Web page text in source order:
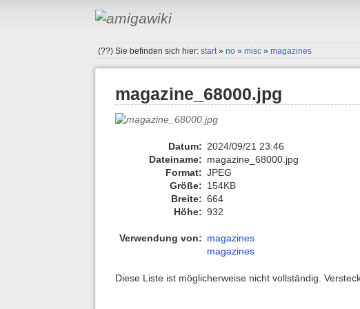
(??)Sie befinden sich hier:start »no »misc »magazines
magazine_68000.jpg
Datum: 2024/09/21 23:46
Dateiname: magazine_68000.jpg
Format: JPEG
Größe: 154KB
Breite: 664
Höhe: 932
Verwendung von: magazines
magazines
Diese Liste ist möglicherweise nicht vollständig.